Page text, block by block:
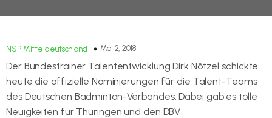
NSP Mitteldeutschland Mai 2, 2018
Der Bundestrainer Talententwicklung Dirk Nötzel schickte
heute die offizielle Nominierungen für die Talent-Teams
des Deutschen Badminton-Verbandes. Dabei gab es tolle
Neuigkeiten für Thüringen und den DBV